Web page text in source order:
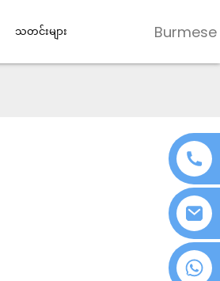
သတင်းများ Burmese